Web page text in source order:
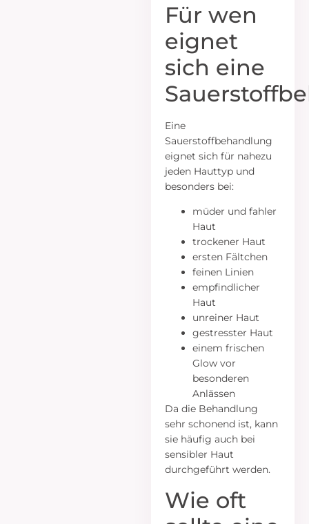
Für wen
eignet
sich eine
Eine
Sauerstoffbehandlung
eignet sich für nahezu
jeden Hauttyp und
besonders bei:
müder und fahler
Haut
trockener Haut
ersten Fältchen
feinen Linien
empfindlicher
Haut
unreiner Haut
gestresster Haut
einem frischen
Glow vor
besonderen
Anlässen
Da die Behandlung
sehr schonend ist, kann
sie häufig auch bei
sensibler Haut
durchgeführt werden.
Wie oft